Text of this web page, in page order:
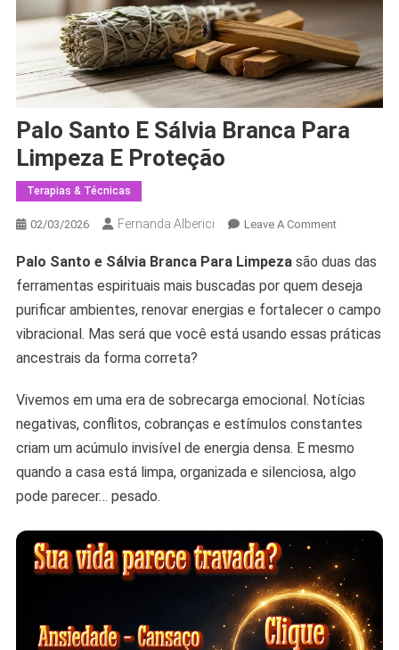
Palo Santo E Sálvia Branca Para
Limpeza E Proteção
Terapias & Técnicas
02/03/2026 Fernanda Alberici Leave A CommentOn
Santo
E
Sálvia
Branca
Proteção
Palo Santo e Sálvia Branca Para Limpezasão duas das
ferramentas espirituais mais buscadas por quem deseja
purificar ambientes, renovar energias e fortalecer o campo
vibracional. Mas será que você está usando essas práticas
ancestrais da forma correta?
Vivemos em uma era de sobrecarga emocional. Notícias
negativas, conflitos, cobranças e estímulos constantes
criam um acúmulo invisível de energia densa. E mesmo
quando a casa está limpa, organizada e silenciosa, algo
pode parecer… pesado.